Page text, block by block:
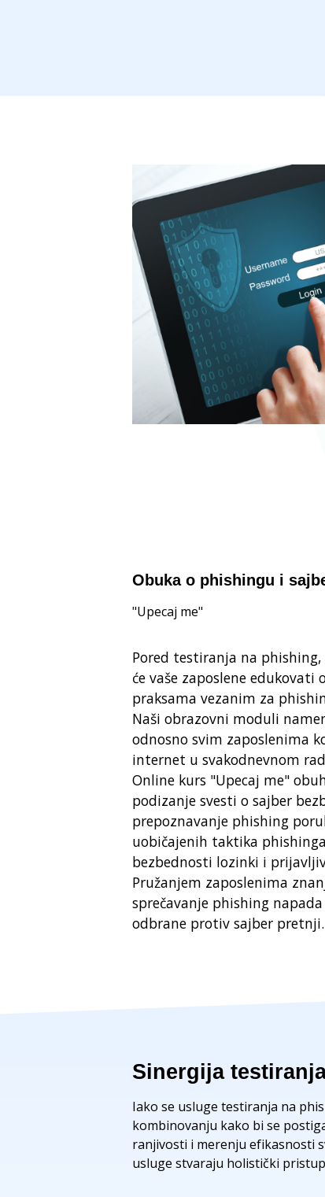
Obuka o phishingu i
"Upecaj me"
Pored testiranja na
će vaše zaposlene
praksama vezanim za
Naši obrazovni moduli
odnosno svim zaposlenima
internet u svakodnevnom
Online kurs "Upecaj me"
podizanje svesti o sajber
prepoznavanje phishing
uobičajenih taktika
bezbednosti lozinki i
Pružanjem zaposlenima
sprečavanje phishing
odbrane protiv sajber pretnji.
Sinergija
Iako se usluge testiranja na
kombinovanju kako bi se
ranjivosti i merenju efikasnosti
usluge stvaraju holistički